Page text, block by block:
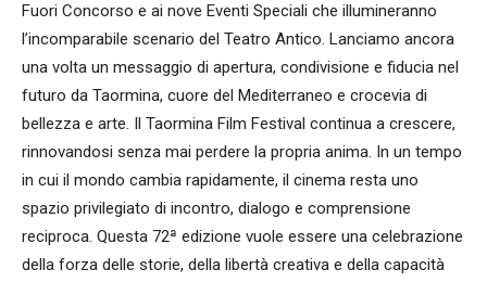
Fuori Concorso e ai nove Eventi Speciali che illumineranno
l’incomparabile scenario del Teatro Antico. Lanciamo ancora
una volta un messaggio di apertura, condivisione e fiducia nel
futuro da Taormina, cuore del Mediterraneo e crocevia di
bellezza e arte. Il Taormina Film Festival continua a crescere,
rinnovandosi senza mai perdere la propria anima. In un tempo
in cui il mondo cambia rapidamente, il cinema resta uno
spazio privilegiato di incontro, dialogo e comprensione
reciproca. Questa 72ª edizione vuole essere una celebrazione
della forza delle storie, della libertà creativa e della capacità